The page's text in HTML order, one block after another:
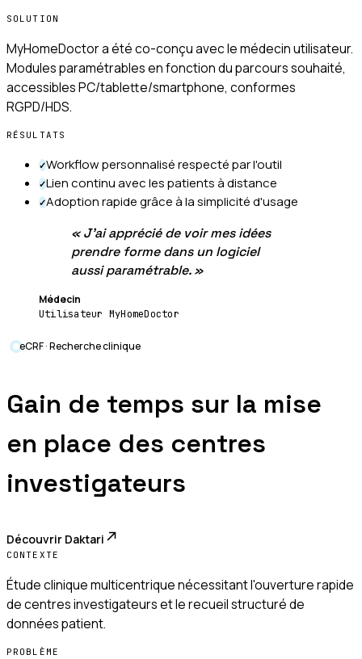
SOLUTION
MyHomeDoctor a été co-conçu avec le médecin utilisateur.
Modules paramétrables en fonction du parcours souhaité,
accessibles PC/tablette/smartphone, conformes
RGPD/HDS.
RÉSULTATS
✓Workflow personnalisé respecté par l'outil
✓Lien continu avec les patients à distance
✓Adoption rapide grâce à la simplicité d'usage
«J'ai apprécié de voir mes idées
prendre forme dans un logiciel
aussi paramétrable.»
Médecin
Utilisateur MyHomeDoctor
eCRF · Recherche clinique
Gain de temps sur la mise
en place des centres
investigateurs
Découvrir Daktari
CONTEXTE
Étude clinique multicentrique nécessitant l'ouverture rapide
de centres investigateurs et le recueil structuré de
données patient.
PROBLÈME